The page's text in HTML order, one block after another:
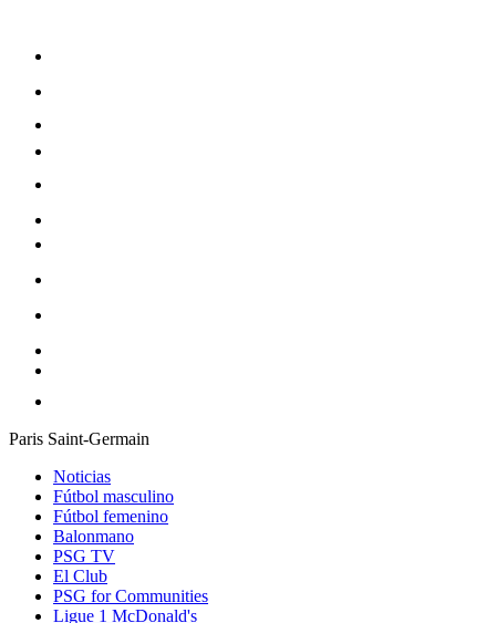
Paris Saint-Germain
Noticias
Fútbol masculino
Fútbol femenino
Balonmano
PSG TV
El Club
PSG for Communities
Ligue 1 McDonald's